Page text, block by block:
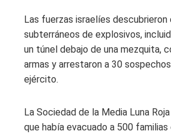
Las fuerzas israelíes
subterráneos de explosivos,
un túnel debajo de una mezquita,
armas y arrestaron a 30
ejército.
La Sociedad de la Media Luna
que había evacuado a 500